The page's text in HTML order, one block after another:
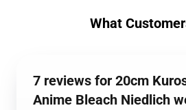
What
7 reviews for 20cm
Anime Bleach Niedlich